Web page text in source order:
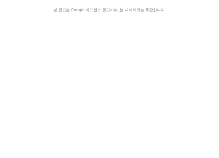
본 광고는 Google 애드센스 광고이며, 본 사이트와는 무관합니다.